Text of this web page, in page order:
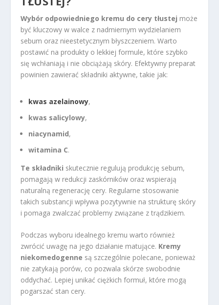
Wybór odpowiedniego kremu do cery tłustej może
być kluczowy w walce z nadmiernym wydzielaniem
sebum oraz nieestetycznym błyszczeniem. Warto
postawić na produkty o lekkiej formule, które szybko
się wchłaniają i nie obciążają skóry. Efektywny preparat
powinien zawierać składniki aktywne, takie jak:
kwas azelainowy,
kwas salicylowy,
niacynamid,
witamina C.
Te składniki skutecznie regulują produkcję sebum,
pomagają w redukcji zaskórników oraz wspierają
naturalną regenerację cery. Regularne stosowanie
takich substancji wpływa pozytywnie na strukturę skóry
i pomaga zwalczać problemy związane z trądzikiem.
Podczas wyboru idealnego kremu warto również
zwrócić uwagę na jego działanie matujące. Kremy
niekomedogenne są szczególnie polecane, ponieważ
nie zatykają porów, co pozwala skórze swobodnie
oddychać. Lepiej unikać ciężkich formuł, które mogą
pogarszać stan cery.